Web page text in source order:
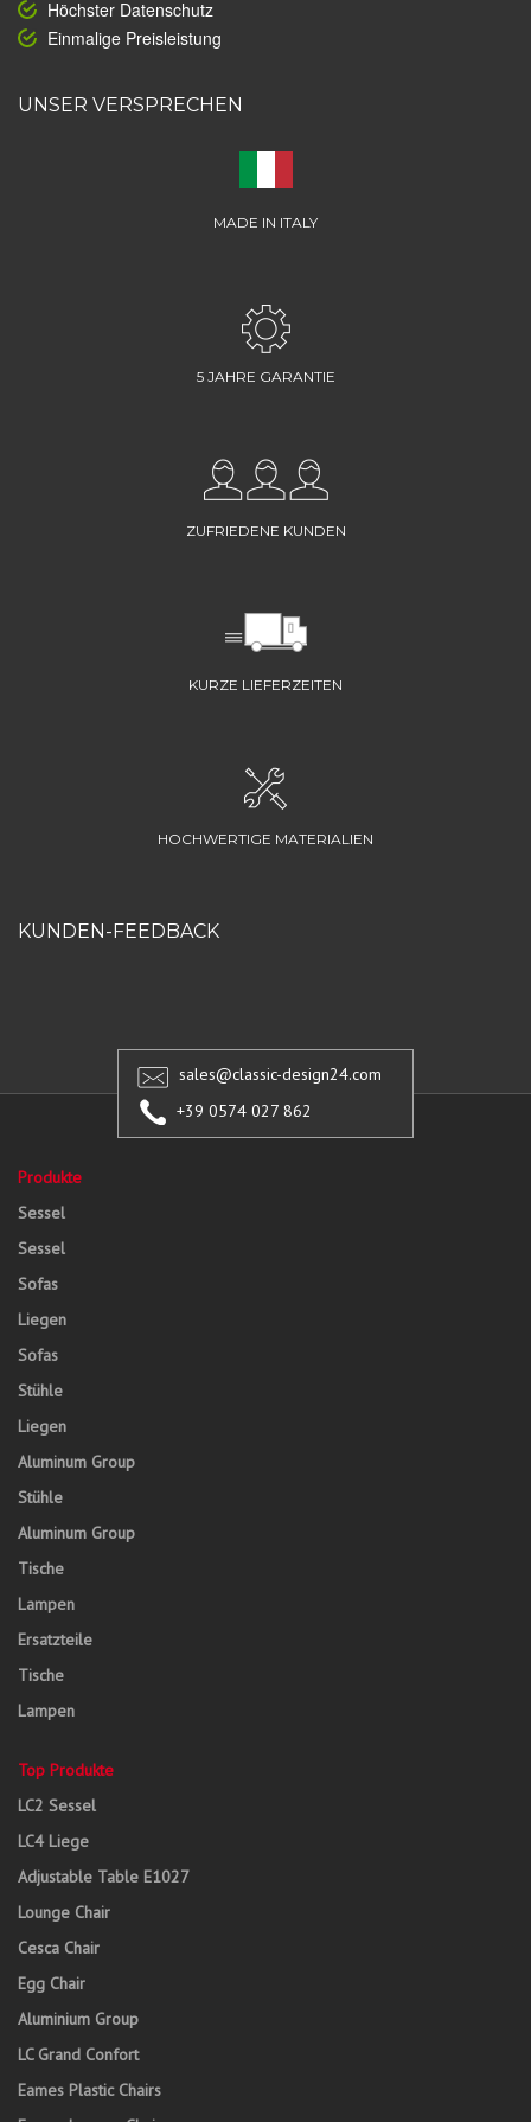
Höchster Datenschutz
Einmalige Preisleistung
UNSER VERSPRECHEN
MADE IN ITALY
5 JAHRE GARANTIE
ZUFRIEDENE KUNDEN
KURZE LIEFERZEITEN
HOCHWERTIGE MATERIALIEN
KUNDEN-FEEDBACK
sales@classic-design24.com
+39 0574 027 862
Produkte
Sessel
Sessel
Sofas
Liegen
Sofas
Stühle
Liegen
Aluminum Group
Stühle
Aluminum Group
Tische
Lampen
Ersatzteile
Tische
Lampen
Top Produkte
LC2 Sessel
LC4 Liege
Adjustable Table E1027
Lounge Chair
Cesca Chair
Egg Chair
Aluminium Group
LC Grand Confort
Eames Plastic Chairs